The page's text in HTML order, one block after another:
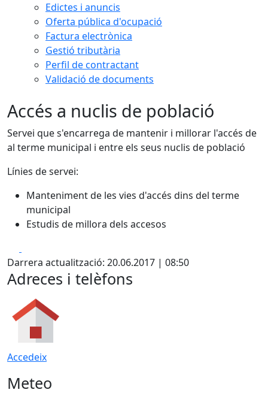
Edictes i anuncis
Oferta pública d'ocupació
Factura electrònica
Gestió tributària
Perfil de contractant
Validació de documents
Accés a nuclis de població
Servei que s'encarrega de mantenir i millorar l'accés de
al terme municipal i entre els seus nuclis de població
Línies de servei:
Manteniment de les vies d'accés dins del terme
municipal
Estudis de millora dels accesos
Darrera actualització: 20.06.2017 | 08:50
Adreces i telèfons
Accedeix
Meteo